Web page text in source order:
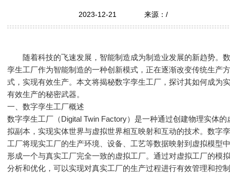
2023-12-21 来源：/
随着科技的飞速发展，智能制造成为制造业发展的新趋势。
孪生工厂作为智能制造的一种创新模式，正在逐渐改变传统生产
式，实现有效生产。本文将揭秘数字孪生工厂，探讨其如何成为
有效生产的秘密武器。
一、数字孪生工厂概述
数字孪生工厂（Digital Twin Factory）是一种通过创建物理实体的
拟副本，实现实体世界与虚拟世界相互映射和互动的技术。数字
工厂将现实工厂的生产环境、设备、工艺等数据映射到虚拟模型
形成一个与真实工厂完全一致的虚拟工厂。通过对虚拟工厂的模
分析和优化，可以实现对真实工厂的生产过程进行有效管理和控